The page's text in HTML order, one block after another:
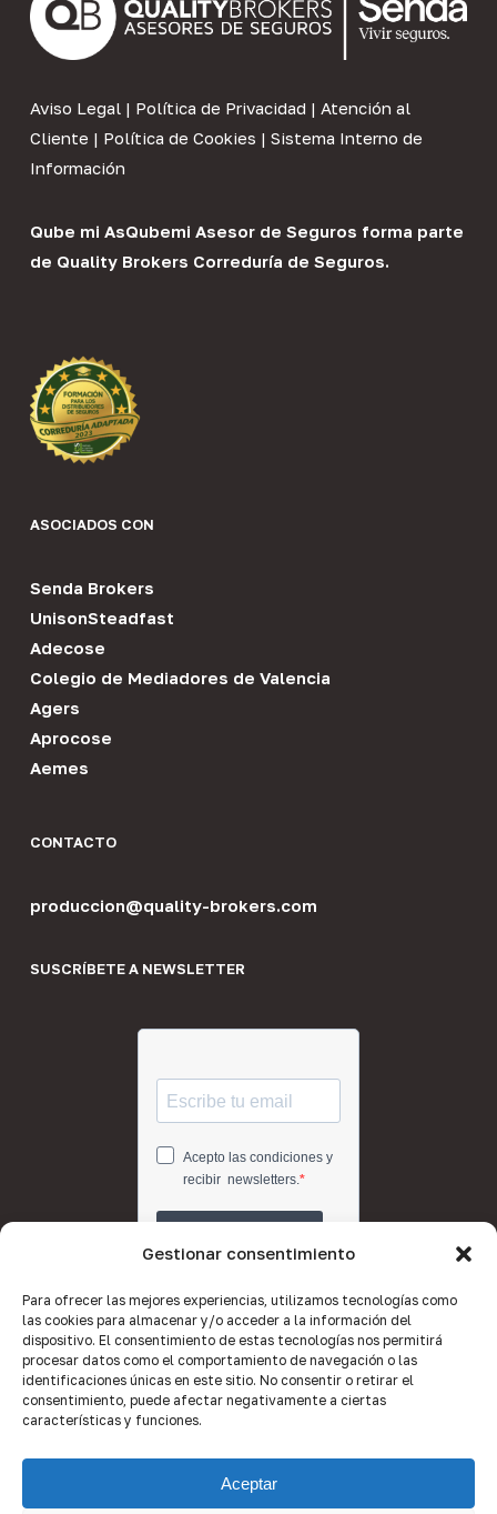
Gestionar consentimiento
Para ofrecer las mejores experiencias, utilizamos tecnologías como
las cookies para almacenar y/o acceder a la información del
dispositivo. El consentimiento de estas tecnologías nos permitirá
procesar datos como el comportamiento de navegación o las
identificaciones únicas en este sitio. No consentir o retirar el
consentimiento, puede afectar negativamente a ciertas
características y funciones.
Aceptar
Aviso Legal| Política de Privacidad | Atención al
Cliente | Política de Cookies | Sistema Interno de
Información
Qube mi AsQubemi Asesor de Seguros forma parte
de Quality Brokers Correduría de Seguros.
ASOCIADOS CON
Senda Brokers
UnisonSteadfast
Adecose
Colegio de Mediadores de Valencia
Agers
Aprocose
Aemes
CONTACTO
produccion@quality-brokers.com
SUSCRÍBETE A NEWSLETTER